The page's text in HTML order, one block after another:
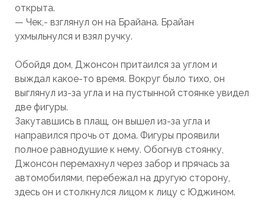
открыта.
— Чек,- взглянул он на Брайана. Брайан
ухмыльнулся и взял ручку.
Обойдя дом, Джонсон притаился за углом и
выждал какое-то время. Вокруг было тихо, он
выглянул из-за угла и на пустынной стоянке увидел
две фигуры.
Закутавшись в плащ, он вышел из-за угла и
направился прочь от дома. Фигуры проявили
полное равнодушие к нему. Обогнув стоянку,
Джонсон перемахнул через забор и прячась за
автомобилями, перебежал на другую сторону,
здесь он и столкнулся лицом к лицу с Юджином.